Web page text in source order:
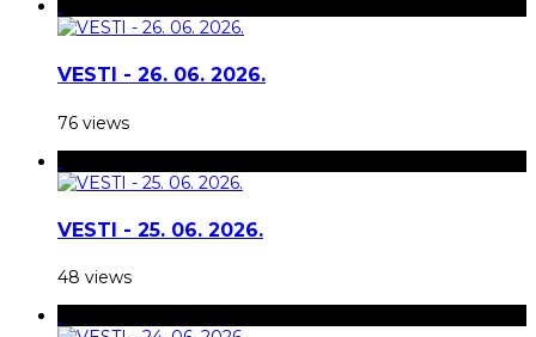
VESTI - 26. 06. 2026.
76 views
VESTI - 25. 06. 2026.
48 views